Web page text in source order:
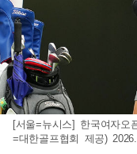
[서울=뉴시스] 한국여자오
=대한골프협회 제공)